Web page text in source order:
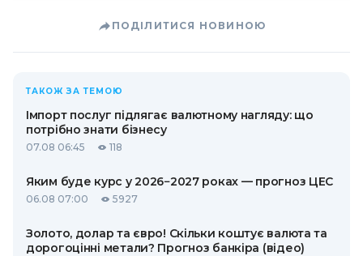
ПОДІЛИТИСЯ НОВИНОЮ
ТАКОЖ ЗА ТЕМОЮ
Імпорт послуг підлягає валютному нагляду: що
потрібно знати бізнесу
07.08 06:45 118
Яким буде курс у 2026−2027 роках — прогноз ЦЕС
06.08 07:00 5927
Золото, долар та євро! Скільки коштує валюта та
дорогоцінні метали? Прогноз банкіра (відео)